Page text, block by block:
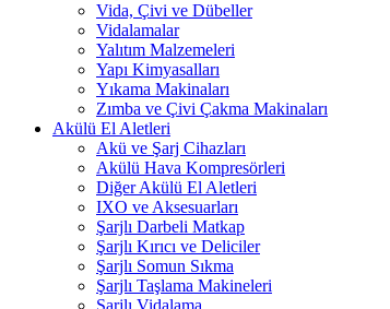
Vida, Çivi ve Dübeller
Vidalamalar
Yalıtım Malzemeleri
Yapı Kimyasalları
Yıkama Makinaları
Zımba ve Çivi Çakma Makinaları
Akülü El Aletleri
Akü ve Şarj Cihazları
Akülü Hava Kompresörleri
Diğer Akülü El Aletleri
IXO ve Aksesuarları
Şarjlı Darbeli Matkap
Şarjlı Kırıcı ve Deliciler
Şarjlı Somun Sıkma
Şarjlı Taşlama Makineleri
Şarjlı Vidalama